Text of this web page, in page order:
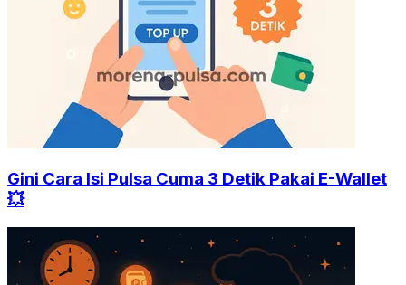
Gini Cara Isi Pulsa Cuma 3 Detik Pakai E-Wallet
💥